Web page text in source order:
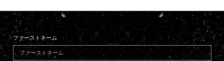
ファーストネーム